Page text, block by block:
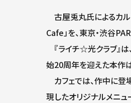
古屋兎丸氏によるカ
Cafe」を、東京・渋谷
『ライチ☆光クラブ』
始20周年を迎えた本作
カフェでは、作中に登
現したオリジナルメニュ